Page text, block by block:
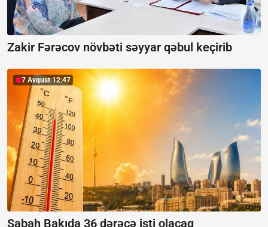
Zakir Fərəcov növbəti səyyar qəbul keçirib
7 Avqust 12:47
Sabah Bakıda 36 dərəcə isti olacaq